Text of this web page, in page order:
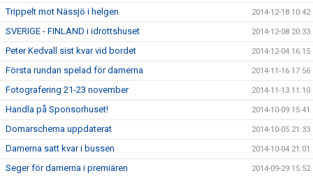
Trippelt mot Nässjö i helgen 2014-12-18 10:42
SVERIGE - FINLAND i idrottshuset 2014-12-08 20:33
Peter Kedvall sist kvar vid bordet 2014-12-04 16:15
Första rundan spelad för damerna 2014-11-16 17:56
Fotografering 21-23 november 2014-11-13 11:10
Handla på Sponsorhuset! 2014-10-09 15:41
Domarschema uppdaterat 2014-10-05 21:33
Damerna satt kvar i bussen 2014-10-04 21:01
Seger för damerna i premiären 2014-09-29 15:52